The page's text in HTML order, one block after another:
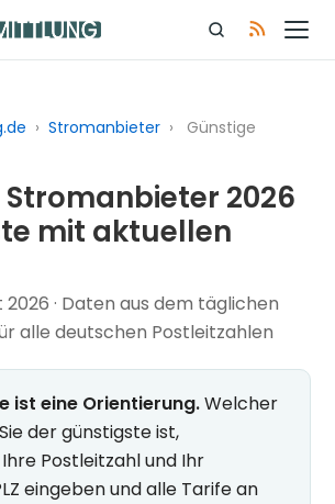
› Stromanbieter ›
Günstige
2026
mit aktuellen
2026 · Daten aus dem täglichen
alle deutschen Postleitzahlen
ist eine Orientierung.Welcher
der günstigste ist,
Postleitzahl und Ihr
eingeben und alle Tarife an